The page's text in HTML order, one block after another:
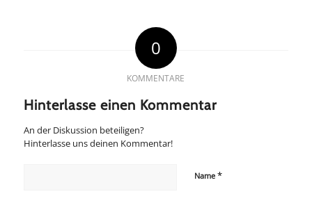
0
KOMMENTARE
Hinterlasse einen Kommentar
An der Diskussion beteiligen?
Hinterlasse uns deinen Kommentar!
Name *